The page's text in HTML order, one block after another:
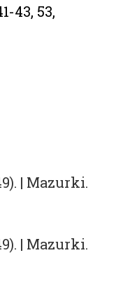
43, 53,
| Mazurki.
| Mazurki.